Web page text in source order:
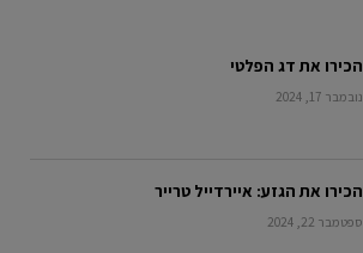
הכירו את דג הפלטי
נובמבר 17, 2024
הכירו את הגזע: איירדייל טרייר
ספטמבר 22, 2024